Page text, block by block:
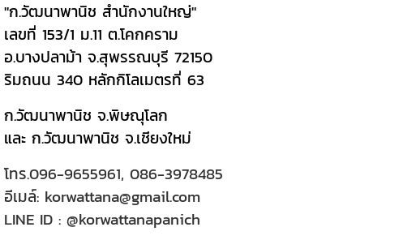
"ก.วัฒนาพานิช สำนักงานใหญ่"
เลขที่ 153/1 ม.11 ต.โคกคราม
อ.บางปลาม้า จ.สุพรรณบุรี 72150
ริมถนน 340 หลักกิโลเมตรที่ 63
ก.วัฒนาพานิช จ.พิษณุโลก
และ ก.วัฒนาพานิช จ.เชียงใหม่
โทร.096-9655961, 086-3978485
อีเมล์: korwattana@gmail.com
LINE ID : @korwattanapanich